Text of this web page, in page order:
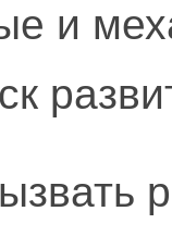
и